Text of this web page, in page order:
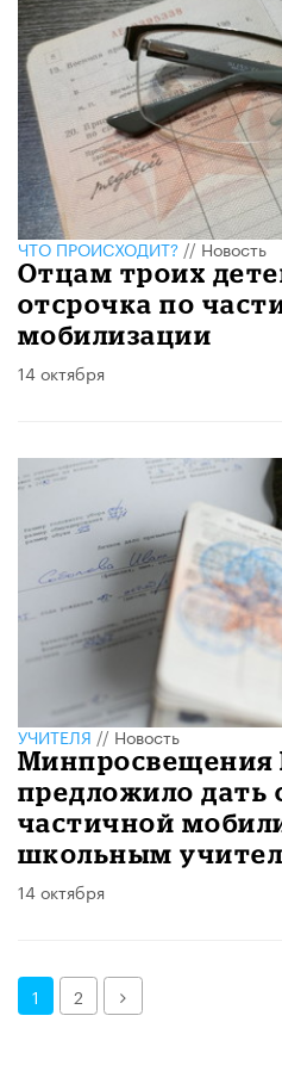
ЧТО ПРОИСХОДИТ?//Новость
Отцам троих
отсрочка по
мобилизации
14 октября
УЧИТЕЛЯ//Новость
Минпросвещения
предложило дать
частичной
школьным
14 октября
1 2 Далее